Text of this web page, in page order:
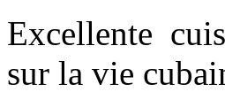
Excellente
sur la vie